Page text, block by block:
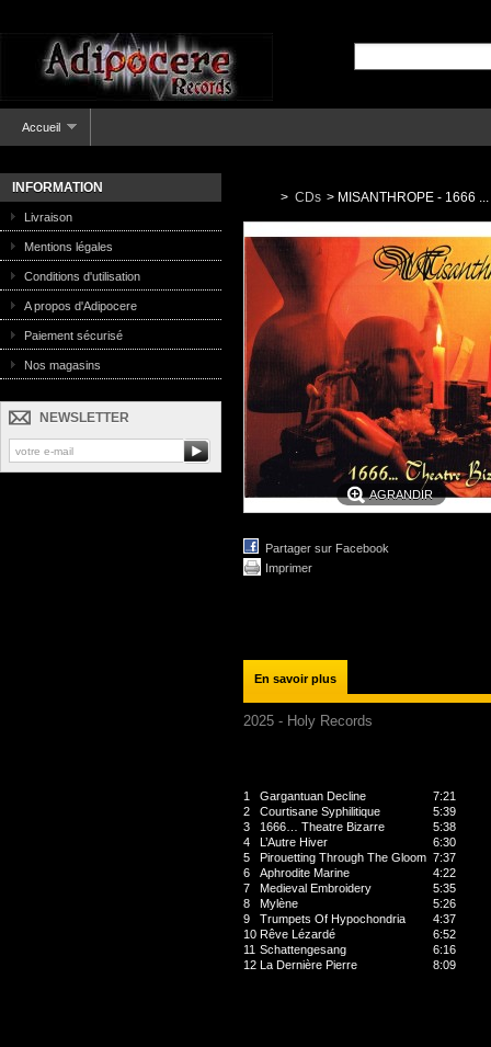
Accueil
INFORMATION
Livraison
Mentions légales
Conditions d'utilisation
A propos d'Adipocere
Paiement sécurisé
Nos magasins
NEWSLETTER
> CDs > MISANTHROPE - 1666
AGRANDIR
Partager sur Facebook
Imprimer
En savoir plus
2025 - Holy Records
1 Gargantuan Decline
7:21
2
Courtisane Syphilitique
5:39
3
1666… Theatre Bizarre
5:38
4
L’Autre Hiver
6:30
5
Pirouetting Through The Gloom 7:37
6
Aphrodite Marine
4:22
7
Medieval Embroidery
5:35
8
Mylène
5:26
9
Trumpets Of Hypochondria
4:37
10 Rêve Lézardé
6:52
11 Schattengesang
6:16
12 La Dernière Pierre 8:09